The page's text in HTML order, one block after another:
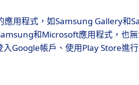
應用程式，如Samsung Gallery和
和Microsoft應用程式，也
Google帳戶、使用Play Store進